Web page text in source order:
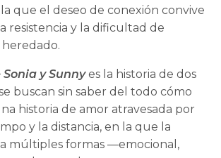
que el deseo de conexión convive
resistencia y la dificultad de
y Sunnyes la historia de dos
buscan sin saber del todo cómo
historia de amor atravesada por
y la distancia, en la que la
múltiples formas —emocional,